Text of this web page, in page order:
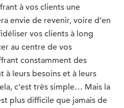
à vos clients une
envie de revenir, voire d’en
vos clients à long
au centre de vos
constamment des
à leurs besoins et à leurs
c’est très simple… Mais la
plus difficile que jamais de